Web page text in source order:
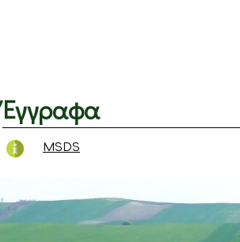
Έγγραφα
MSDS